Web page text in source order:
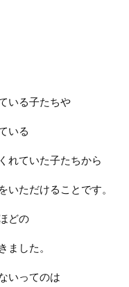
いる子たちや
いる
れていた子たちから
いただけることです。
どの
ました。
いってのは